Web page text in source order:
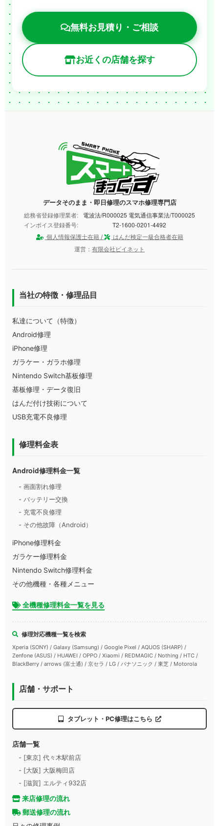
無料お見積り・ご相談
お近くの店舗を探す
データそのまま・即日修理のスマホ修理専門店
総務省登録修理業者:
電波法/R000025 電気通信事業法/T000025
インボイス登録番号:
T2-1600-0201-4492
個人情報保護士在籍 /
はんだ検定一級合格者在籍
運営： 有限会社ビイネット
当社の特徴・修理品目
私達について（特徴）
Android修理
iPhone修理
ガラケー・ガラホ修理
Nintendo Switch基板修理
基板修理・データ復旧
はんだ付け技術について
USB充電不良修理
修理料金表
Android修理料金一覧
- 画面割れ修理
- バッテリー交換
- 充電不良修理
- その他故障（Android）
iPhone修理料金
ガラケー修理料金
Nintendo Switch修理料金
その他機種・各種メニュー
全機種修理料金一覧を見る
修理対応機種一覧を検索
Xperia (SONY) / Galaxy (Samsung) / Google Pixel / AQUOS (SHARP) /
Zenfone (ASUS) / HUAWEI / OPPO / Xiaomi / REDMAGIC / Nothing / HTC /
BlackBerry / arrows (富士通) / 京セラ / LG / パナソニック / 東芝 / Motorola
店舗・サポート
タブレット・PC修理はこちら
店舗一覧
- [東京] 代々木駅前店
- [大阪] 大阪梅田店
- [滋賀] エルティ932店
来店修理の流れ
郵送修理の流れ